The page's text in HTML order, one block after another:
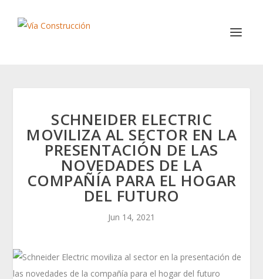
SCHNEIDER ELECTRIC
MOVILIZA AL SECTOR EN LA
PRESENTACIÓN DE LAS
NOVEDADES DE LA
COMPAÑÍA PARA EL HOGAR
DEL FUTURO
Jun 14, 2021